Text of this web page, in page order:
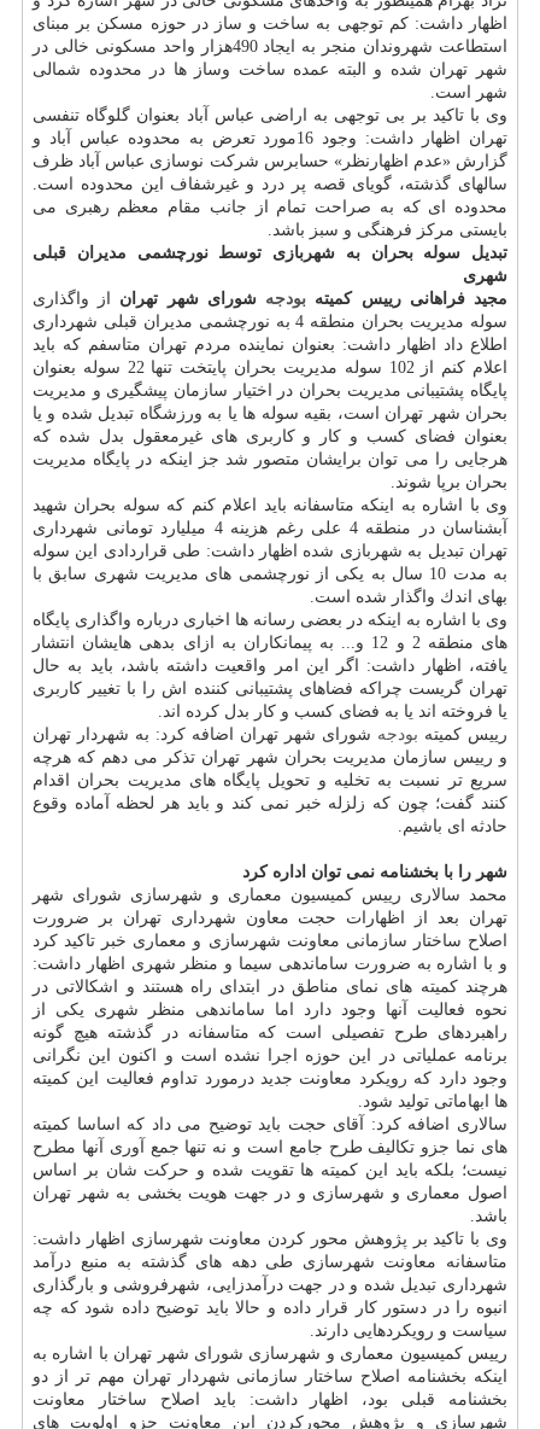
اظهار داشت: كم توجهی به ساخت و ساز در حوزه مسكن بر مبنای
استطاعت شهروندان منجر به ایجاد 490هزار واحد مسكونی خالی در
شهر تهران شده و البته عمده ساخت وساز ها در محدوده شمالی
شهر است.
وی با تاكید بر بی توجهی به اراضی عباس آباد بعنوان گلوگاه تنفسی
تهران اظهار داشت: وجود 16مورد تعرض به محدوده عباس آباد و
گزارش «عدم اظهارنظر» حسابرس شركت نوسازی عباس آباد ظرف
سالهای گذشته، گویای قصه پر درد و غیرشفاف این محدوده است.
محدوده ای كه به صراحت تمام از جانب مقام معظم رهبری می
بایستی مركز فرهنگی و سبز باشد.
تبدیل سوله بحران به شهربازی توسط نورچشمی مدیران قبلی
شهری
مجید فراهانی رییس كمیته بودجه شورای شهر تهران از واگذاری
سوله مدیریت بحران منطقه 4 به نورچشمی مدیران قبلی شهرداری
اطلاع داد اظهار داشت: بعنوان نماینده مردم تهران متاسفم كه باید
اعلام كنم از 102 سوله مدیریت بحران پایتخت تنها 22 سوله بعنوان
پایگاه پشتیبانی مدیریت بحران در اختیار سازمان پیشگیری و مدیریت
بحران شهر تهران است، بقیه سوله ها یا به ورزشگاه تبدیل شده و یا
بعنوان فضای كسب و كار و كاربری های غیرمعقول بدل شده كه
هرجایی را می توان برایشان متصور شد جز اینكه در پایگاه مدیریت
بحران برپا شوند.
وی با اشاره به اینكه متاسفانه باید اعلام كنم كه سوله بحران شهید
آبشناسان در منطقه 4 علی رغم هزینه 4 میلیارد تومانی شهرداری
تهران تبدیل به شهربازی شده اظهار داشت: طی قراردادی این سوله
به مدت 10 سال به یكی از نورچشمی های مدیریت شهری سابق با
بهای اندك واگذار شده است.
وی با اشاره به اینكه در بعضی رسانه ها اخباری درباره واگذاری پایگاه
های منطقه 2 و 12 و... به پیمانكاران به ازای بدهی هایشان انتشار
یافته، اظهار داشت: اگر این امر واقعیت داشته باشد، باید به حال
تهران گریست چراكه فضاهای پشتیبانی كننده اش را با تغییر كاربری
یا فروخته اند یا به فضای كسب و كار بدل كرده اند.
رییس كمیته بودجه شورای شهر تهران اضافه كرد: به شهردار تهران
و رییس سازمان مدیریت بحران شهر تهران تذكر می دهم كه هرچه
سریع تر نسبت به تخلیه و تحویل پایگاه های مدیریت بحران اقدام
كنند گفت؛ چون كه زلزله خبر نمی كند و باید هر لحظه آماده وقوع
حادثه ای باشیم.
شهر را با بخشنامه نمی توان اداره كرد
محمد سالاری رییس كمیسیون معماری و شهرسازی شورای شهر
تهران بعد از اظهارات حجت معاون شهرداری تهران بر ضرورت
اصلاح ساختار سازمانی معاونت شهرسازی و معماری خبر تاكید كرد
و با اشاره به ضرورت ساماندهی سیما و منظر شهری اظهار داشت:
هرچند كمیته های نمای مناطق در ابتدای راه هستند و اشكالاتی در
نحوه فعالیت آنها وجود دارد اما ساماندهی منظر شهری یكی از
راهبردهای طرح تفصیلی است كه متاسفانه در گذشته هیچ گونه
برنامه عملیاتی در این حوزه اجرا نشده است و اكنون این نگرانی
وجود دارد كه رویكرد معاونت جدید درمورد تداوم فعالیت این كمیته
ها ابهاماتی تولید شود.
سالاری اضافه كرد: آقای حجت باید توضیح می داد كه اساسا كمیته
های نما جزو تكالیف طرح جامع است و نه تنها جمع آوری آنها مطرح
نیست؛ بلكه باید این كمیته ها تقویت شده و حركت شان بر اساس
اصول معماری و شهرسازی و در جهت هویت بخشی به شهر تهران
باشد.
وی با تاكید بر پژوهش محور كردن معاونت شهرسازی اظهار داشت:
متاسفانه معاونت شهرسازی طی دهه های گذشته به منبع درآمد
شهرداری تبدیل شده و در جهت درآمدزایی، شهرفروشی و بارگذاری
انبوه را در دستور كار قرار داده و حالا باید توضیح داده شود كه چه
سیاست و رویكردهایی دارند.
رییس كمیسیون معماری و شهرسازی شورای شهر تهران با اشاره به
اینكه بخشنامه اصلاح ساختار سازمانی شهردار تهران مهم تر از دو
بخشنامه قبلی بود، اظهار داشت: باید اصلاح ساختار معاونت
شهرسازی و پژوهش محوركردن این معاونت جزو اولویت های